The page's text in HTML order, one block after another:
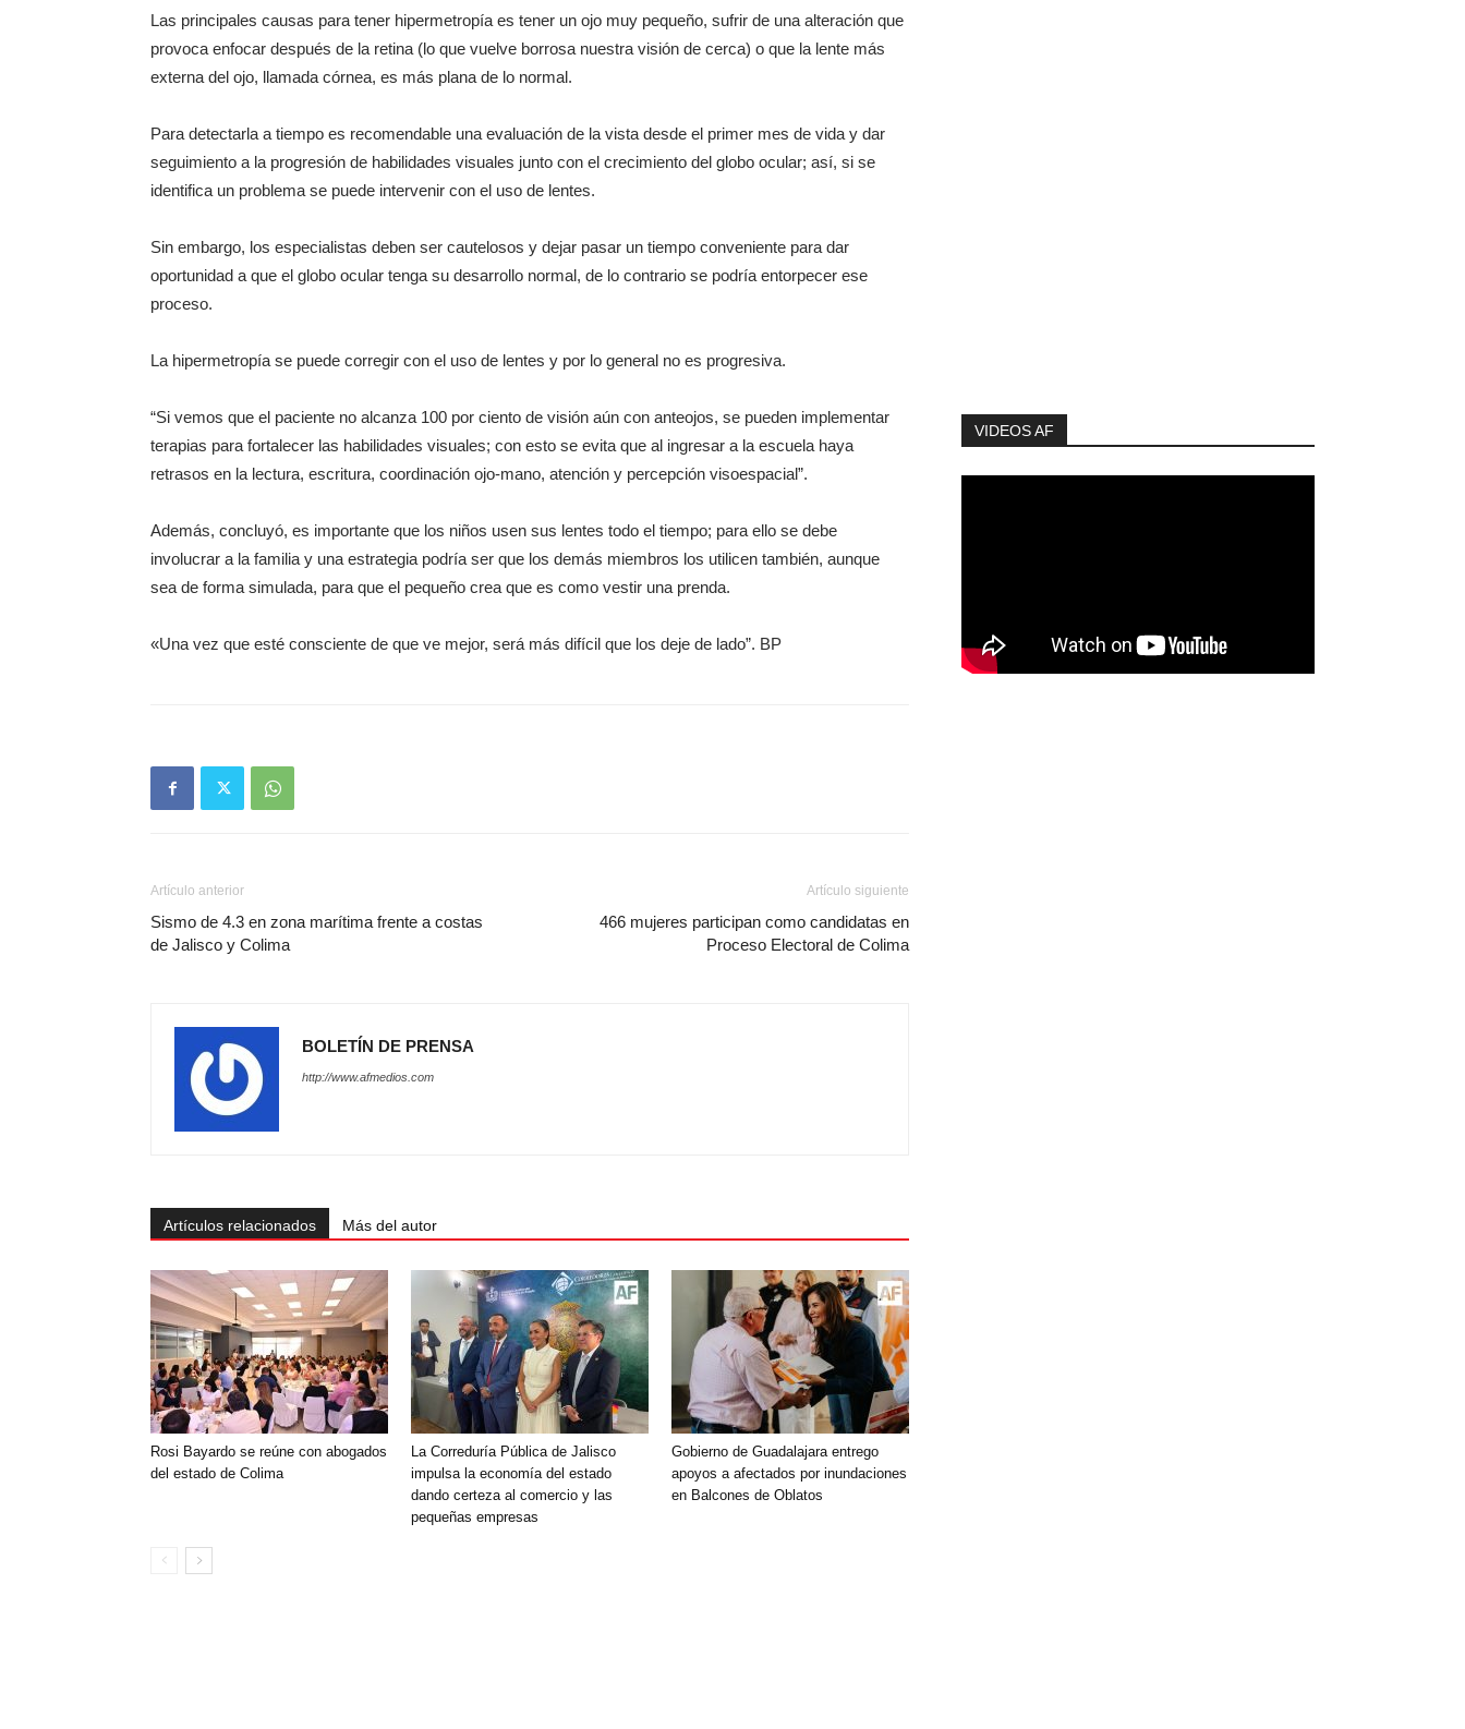
Las principales causas para tener hipermetropía es tener un ojo muy pequeño, sufrir de una alteración que
provoca enfocar después de la retina (lo que vuelve borrosa nuestra visión de cerca) o que la lente más
externa del ojo, llamada córnea, es más plana de lo normal.
Para detectarla a tiempo es recomendable una evaluación de la vista desde el primer mes de vida y dar
seguimiento a la progresión de habilidades visuales junto con el crecimiento del globo ocular; así, si se
identifica un problema se puede intervenir con el uso de lentes.
Sin embargo, los especialistas deben ser cautelosos y dejar pasar un tiempo conveniente para dar
oportunidad a que el globo ocular tenga su desarrollo normal, de lo contrario se podría entorpecer ese
proceso.
La hipermetropía se puede corregir con el uso de lentes y por lo general no es progresiva.
“Si vemos que el paciente no alcanza 100 por ciento de visión aún con anteojos, se pueden implementar
terapias para fortalecer las habilidades visuales; con esto se evita que al ingresar a la escuela haya
retrasos en la lectura, escritura, coordinación ojo-mano, atención y percepción visoespacial”.
Además, concluyó, es importante que los niños usen sus lentes todo el tiempo; para ello se debe
involucrar a la familia y una estrategia podría ser que los demás miembros los utilicen también, aunque
sea de forma simulada, para que el pequeño crea que es como vestir una prenda.
«Una vez que esté consciente de que ve mejor, será más difícil que los deje de lado”. BP
Artículo anterior
Sismo de 4.3 en zona marítima frente a costas
de Jalisco y Colima
Artículo siguiente
466 mujeres participan como candidatas en
Proceso Electoral de Colima
BOLETÍN DE PRENSA
http://www.afmedios.com
Artículos relacionados Más del autor
Rosi Bayardo se reúne con abogados
del estado de Colima
La Correduría Pública de Jalisco
impulsa la economía del estado
dando certeza al comercio y las
pequeñas empresas
Gobierno de Guadalajara entrego
apoyos a afectados por inundaciones
en Balcones de Oblatos
VIDEOS AF